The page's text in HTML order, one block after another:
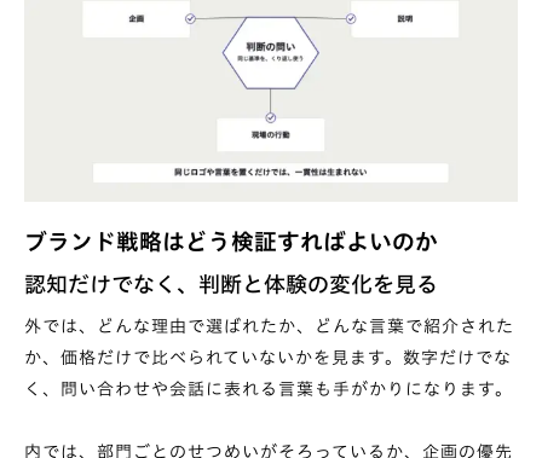
ブランド戦略はどう検証すればよいのか
認知だけでなく、判断と体験の変化を見る
外では、どんな理由で選ばれたか、どんな言葉で紹介された
か、価格だけで比べられていないかを見ます。数字だけでな
く、問い合わせや会話に表れる言葉も手がかりになります。
内では、部門ごとのせつめいがそろっているか、企画の優先